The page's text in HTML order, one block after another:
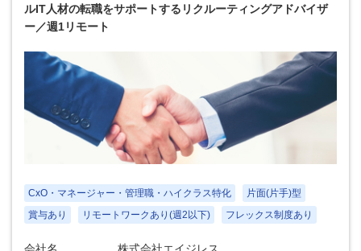
ルIT人材の転職をサポートするリクルーティングアドバイザ
ー／週1リモート
CxO・マネージャー・管理職・ハイクラス特化
片面(片手)型
賞与あり
リモートワークあり(週2以下) フレックス制度あり